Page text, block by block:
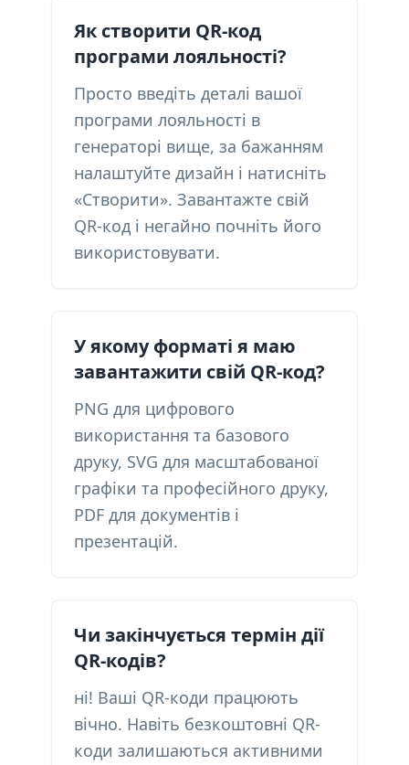
Як створити QR-код
програми лояльності?
Просто введіть деталі вашої
програми лояльності в
генераторі вище, за бажанням
налаштуйте дизайн і натисніть
«Створити». Завантажте свій
QR-код і негайно почніть його
використовувати.
У якому форматі я маю
завантажити свій QR-код?
PNG для цифрового
використання та базового
друку, SVG для масштабованої
графіки та професійного друку,
PDF для документів і
презентацій.
Чи закінчується термін дії
QR-кодів?
ні! Ваші QR-коди працюють
вічно. Навіть безкоштовні QR-
коди залишаються активними